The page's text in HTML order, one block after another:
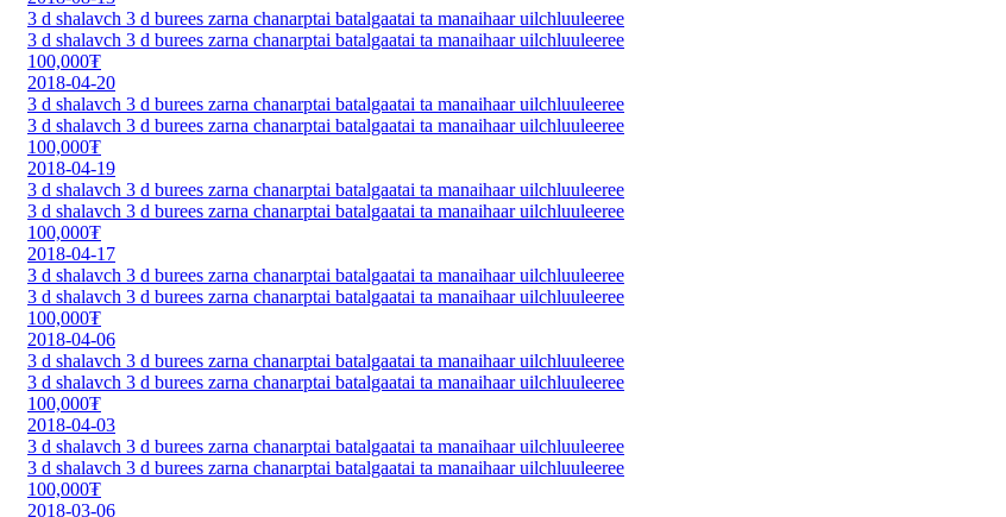
3 d shalavch 3 d burees zarna chanarptai batalgaatai ta manaihaar uilchluuleeree
3 d shalavch 3 d burees zarna chanarptai batalgaatai ta manaihaar uilchluuleeree
100,000₮
2018-04-20
3 d shalavch 3 d burees zarna chanarptai batalgaatai ta manaihaar uilchluuleeree
3 d shalavch 3 d burees zarna chanarptai batalgaatai ta manaihaar uilchluuleeree
100,000₮
2018-04-19
3 d shalavch 3 d burees zarna chanarptai batalgaatai ta manaihaar uilchluuleeree
3 d shalavch 3 d burees zarna chanarptai batalgaatai ta manaihaar uilchluuleeree
100,000₮
2018-04-17
3 d shalavch 3 d burees zarna chanarptai batalgaatai ta manaihaar uilchluuleeree
3 d shalavch 3 d burees zarna chanarptai batalgaatai ta manaihaar uilchluuleeree
100,000₮
2018-04-06
3 d shalavch 3 d burees zarna chanarptai batalgaatai ta manaihaar uilchluuleeree
3 d shalavch 3 d burees zarna chanarptai batalgaatai ta manaihaar uilchluuleeree
100,000₮
2018-04-03
3 d shalavch 3 d burees zarna chanarptai batalgaatai ta manaihaar uilchluuleeree
3 d shalavch 3 d burees zarna chanarptai batalgaatai ta manaihaar uilchluuleeree
100,000₮
2018-03-06